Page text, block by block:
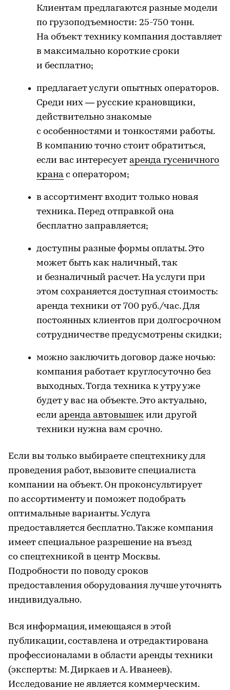
Клиентам предлагаются разные модели
по грузоподъемности: 25-750 тонн.
На объект технику компания доставляет
в максимально короткие сроки
и бесплатно;
предлагает услуги опытных операторов.
Среди них — русские крановщики,
действительно знакомые
с особенностями и тонкостями работы.
В компанию точно стоит обратиться,
если вас интересует аренда гусеничного
крана с оператором;
в ассортимент входит только новая
техника. Перед отправкой она
бесплатно заправляется;
доступны разные формы оплаты. Это
может быть как наличный, так
и безналичный расчет. На услуги при
этом сохраняется доступная стоимость:
аренда техники от 700 руб./час. Для
постоянных клиентов при долгосрочном
сотрудничестве предусмотрены скидки;
можно заключить договор даже ночью:
компания работает круглосуточно без
выходных. Тогда техника к утру уже
будет у вас на объекте. Это актуально,
если аренда автовышек или другой
техники нужна вам срочно.
Если вы только выбираете спецтехнику для
проведения работ, вызовите специалиста
компании на объект. Он проконсультирует
по ассортименту и поможет подобрать
оптимальные варианты. Услуга
предоставляется бесплатно. Также компания
имеет специальное разрешение на въезд
со спецтехникой в центр Москвы.
Подробности по поводу сроков
предоставления оборудования лучше уточнять
индивидуально.
Вся информация, имеющаяся в этой
публикации, составлена и отредактирована
профессионалами в области аренды техники
(эксперты: М. Диркаев и А. Иванеев).
Исследование не является коммерческим.